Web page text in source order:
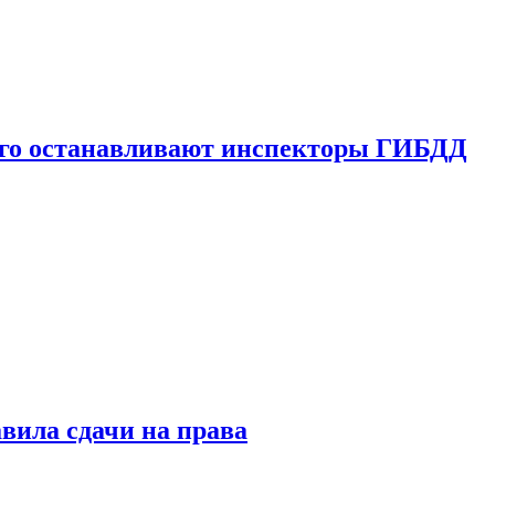
останавливают инспекторы ГИБДД
сдачи на права